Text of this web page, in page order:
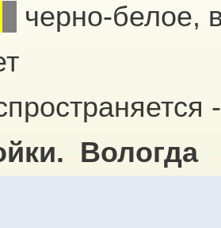
черно-белое,
-
Вологда